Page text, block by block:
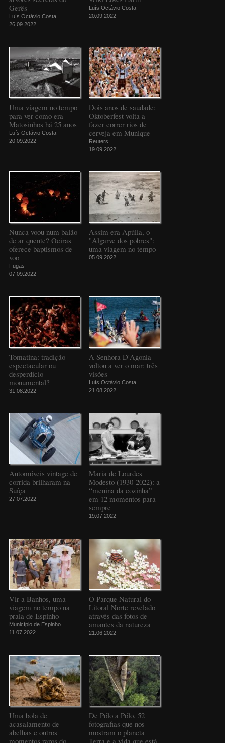
Gerês
Luís Octávio Costa
26.09.2022
Luís Octávio Costa
20.09.2022
Uma viagem no tempo
para ver como era
Matosinhos há 25 anos
Luís Octávio Costa
20.09.2022
Dois anos de saudade:
Oktoberfest volta a
fazer correr rios de
cerveja em Munique
Reuters
19.09.2022
Nunca voou num balão
de ar quente? Oeiras
oferece baptismos de
voo
Fugas
07.09.2022
Assim era Apúlia, o
"Algarve dos pobres":
uma viagem no tempo
05.09.2022
Tomatina: tradição
espectacular ou
desperdício
monumental?
31.08.2022
A Senhora D'Agonia
voltou a ver o mar: três
visões
Luís Octávio Costa
21.08.2022
Automóveis vintage de
corrida brilharam na
Suíça
27.07.2022
Maria de Lourdes
Modesto (1930-2022): a
“menina da cozinha”
em 12 momentos para
sempre
19.07.2022
Vir a Banhos, uma
viagem no tempo na
praia de Espinho
Município de Espinho
11.07.2022
O Parque Natural do
Litoral Norte revelado
através das fotos de
amantes da natureza
21.06.2022
Uma bola de
acasalamento de
abelhas e outros
De Pólo a Pólo, 52
fotografias que nos
mostram o planeta